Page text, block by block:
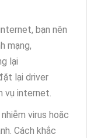
bạn nên
mạng,
lại
lại driver
vụ internet.
virus hoặc
Cách khắc